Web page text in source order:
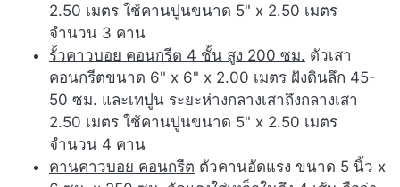
2.50 เมตร ใช้คานปูนขนาด 5" x 2.50 เมตร
จำนวน 3 คาน
รั้วคาวบอย คอนกรีต 4 ชั้น สูง 200 ซม. ตัวเสา
คอนกรีตขนาด 6" x 6" x 2.00 เมตร ฝังดินลึก 45-
50 ซม. และเทปูน ระยะห่างกลางเสาถึงกลางเสา
2.50 เมตร ใช้คานปูนขนาด 5" x 2.50 เมตร
จำนวน 4 คาน
คานคาวบอย คอนกรีต ตัวคานอัดแรง ขนาด 5 นิ้ว x